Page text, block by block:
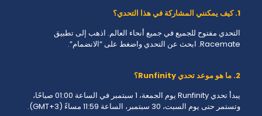
1. كيف يمكنني المشاركة في هذا التحدي؟
التحدي مفتوح للجميع في جميع أنحاء العالم. اذهب إلى تطبيق
Racemate. ابحث عن التحدي واضغط على “الانضمام”.
2. ما هو موعد تحدي Runfinity؟
يبدأ تحدي Runfinity يوم الجمعة، 1 سبتمبر في الساعة 01:00 صباحًا،
وتستمر حتى يوم السبت، 30 سبتمبر، الساعة 11:59 مساءً (GMT+3).